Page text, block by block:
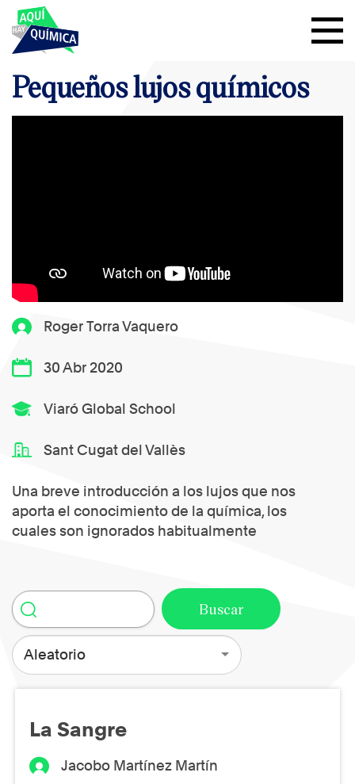
Roger Torra Vaquero
30 Abr 2020
Viaró Global School
Sant Cugat del Vallès
Una breve introducción a los lujos que nos
aporta el conocimiento de la química, los
cuales son ignorados habitualmente
Pequeños lujos químicos
Aleatorio
La Sangre
Jacobo Martínez Martín